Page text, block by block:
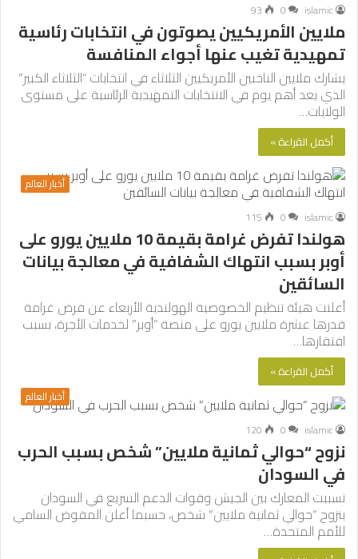
islamic
0
93
ملايين الأمريكيين يصوتون في انتخابات رئاسية
تمهيدية تغيب عنها أجواء المنافسة
يشارك ملايين الناخبين الأمريكيين الثلاثاء في انتخابات “الثلاثاء الكبير”
الذي يعد أهم يوم في الانتخابات التمهيدية الرئاسية على مستوى
الولايات…
أكمل القراءة »
أخبار العالم
islamic
0
115
هولندا تفرض غرامة بقيمة 10 ملايين يورو على
أوبر بسبب انتهاك الشفافية في معالجة بيانات
السائقين
أعلنت هيئة تنظيم الخصوصية الهولندية الأربعاء عن فرض غرامة
قدرها عشرة ملايين يورو على منصة “أوبر” لخدمات الأجرة، بسبب
افتقارها…
أكمل القراءة »
أخبار العالم
islamic
0
120
نزوح “حوالي ثمانية ملايين” شخص بسبب الحرب
في السودان
تسببت المعارك بين الجيش وقوات الدعم السريع في السودان
بنزوح “حوالي ثمانية ملايين” شخص، حسبما أعلن المفوض السامي
للأمم المتحدة…